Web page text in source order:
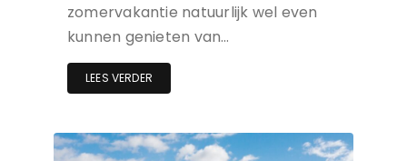
zomervakantie natuurlijk wel even
kunnen genieten van…
LEES VERDER